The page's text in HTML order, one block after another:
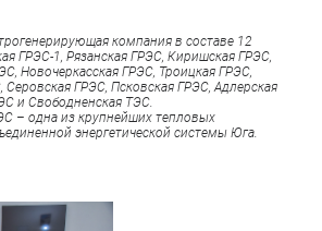
компания в составе 12
ГРЭС-1, Рязанская ГРЭС, Киришская ГРЭС,
Новочеркасская ГРЭС, Троицкая ГРЭС,
Серовская ГРЭС, Псковская ГРЭС, Адлерская
и Свободненская ТЭС.
– одна из крупнейших тепловых
энергетической системы Юга.